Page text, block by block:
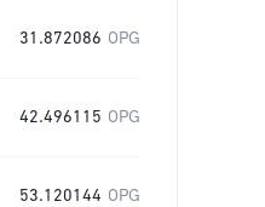
31.872086 OPG
42.496115 OPG
53.120144 OPG